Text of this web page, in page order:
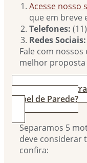
Acesse nosso
que em breve
Telefones:
Redes Sociais:
Fale com
melhor proposta
3. Por que
Papel de Parede?
Separamos 5
deve considerar
confira: